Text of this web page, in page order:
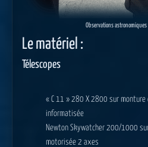
Observations astronomiques
Le matériel :
Télescopes
« C 11 » 280 X 2800 sur monture
informatisée
Newton Skywatcher 200/1000
motorisée 2 axes